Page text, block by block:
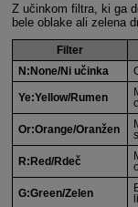
Z učinkom filtra, ki ga
bele oblake ali zelena
Filter
N:None/Ni učinka
Ye:Yellow/Rumen
Or:Orange/Oranžen
R:Red/Rdeč
G:Green/Zelen